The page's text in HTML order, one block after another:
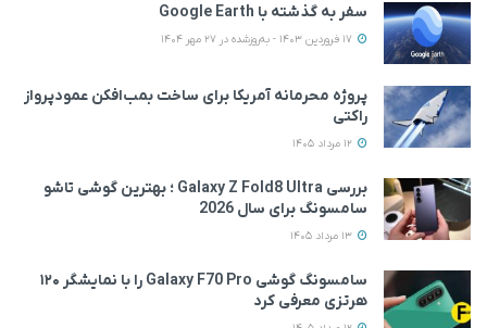
سفر به گذشته با Google Earth
پروژه محرمانه آمریکا برای ساخت بمب‌افکن عمودپرواز
راکتی
بررسی Galaxy Z Fold8 Ultra ؛ بهترین گوشی تاشو
سامسونگ برای سال 2026
سامسونگ گوشی Galaxy F70 Pro را با نمایشگر ۱۲۰
هرتزی معرفی کرد